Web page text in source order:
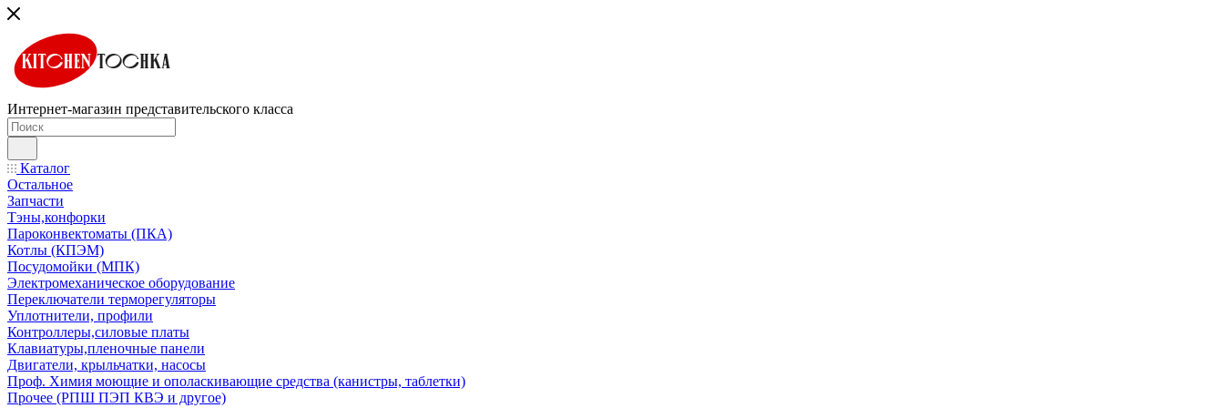
Интернет-магазин представительского класса
Каталог
Остальное
Запчасти
Тэны,конфорки
Пароконвектоматы (ПКА)
Котлы (КПЭМ)
Посудомойки (МПК)
Электромеханическое оборудование
Переключатели терморегуляторы
Уплотнители, профили
Контроллеры,силовые платы
Клавиатуры,пленочные панели
Двигатели, крыльчатки, насосы
Проф. Химия моющие и ополаскивающие средства (канистры, таблетки)
Прочее (РПШ ПЭП КВЭ и другое)